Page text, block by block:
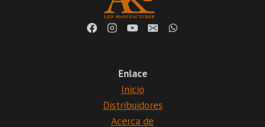
Enlace
Inicio
Distribuidores
Acerca de